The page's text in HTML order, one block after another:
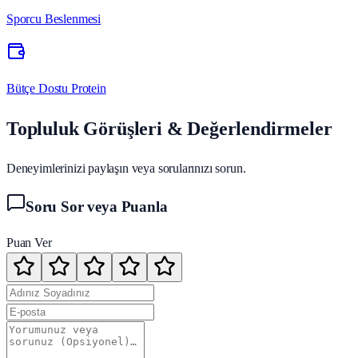
Sporcu Beslenmesi
Bütçe Dostu Protein
Topluluk Görüşleri & Değerlendirmeler
Deneyimlerinizi paylaşın veya sorularınızı sorun.
Soru Sor veya Puanla
Puan Ver